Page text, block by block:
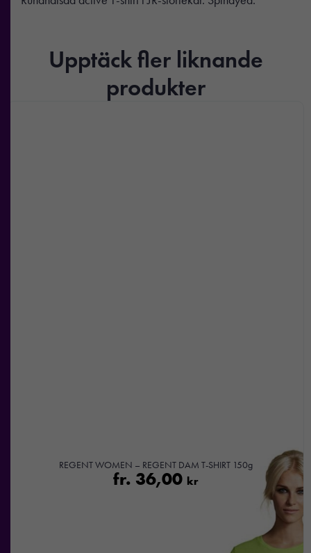
Upptäck fler liknande
produkter
REGENT WOMEN – REGENT DAM T-SHIRT 150g
fr. 36,00 kr